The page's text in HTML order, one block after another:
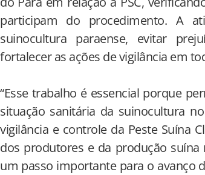
participam do procedimento. A
suinocultura paraense, evitar
fortalecer as ações de vigilância em
“Esse trabalho é essencial porque
situação sanitária da suinocultura
vigilância e controle da Peste Suína
dos produtores e da produção
um passo importante para o avanço